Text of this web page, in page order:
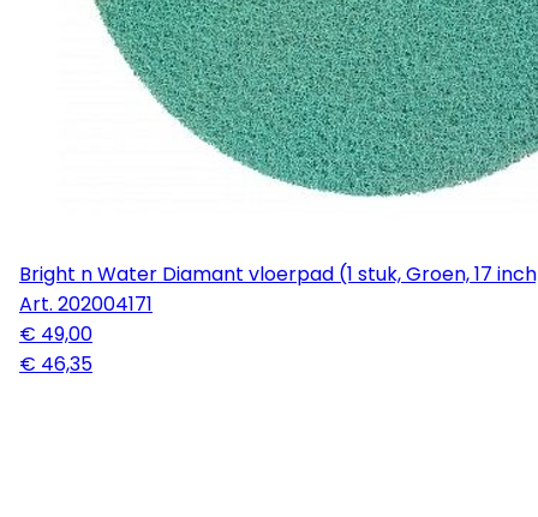
Bright n Water Diamant vloerpad (1 stuk, Groen, 17
Art. 202004171
€ 49,00
€ 46,35